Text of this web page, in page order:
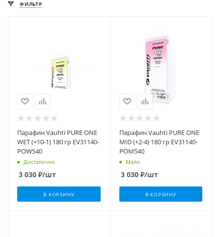
ФИЛЬТР
Парафин Vauhti PURE ONE
WET (+10-1) 180 гр EV31140-
POW540
Достаточно
3 030 ₽/шт
В КОРЗИНУ
Парафин Vauhti PURE ONE
MID (+2-4) 180 гр EV31140-
POM540
Мало
3 030₽/шт
В КОРЗИНУ